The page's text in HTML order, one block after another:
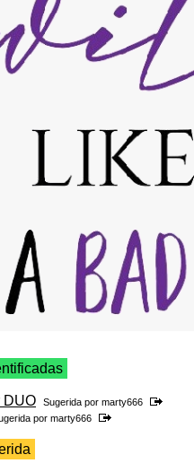
DUO Sugerida por marty666
por marty666